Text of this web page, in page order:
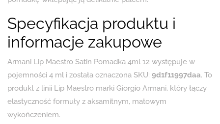
Specyfikacja produktu i
informacje zakupowe
Armani Lip Maestro Satin Pomadka 4ml 12 występuje w
pojemności 4 ml i została oznaczona SKU: 9d1f11997daa. To
produkt z linii Lip Maestro marki Giorgio Armani, który łączy
elastyczność formuły z aksamitnym, matowym
wykończeniem.